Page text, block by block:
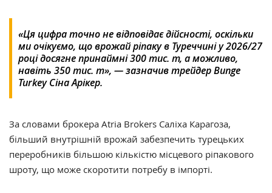
«Ця цифра точно не відповідає дійсності, оскільки
ми очікуємо, що врожай ріпаку в Туреччині у 2026/27
році досягне принаймні 300 тис. т, а можливо,
навіть 350 тис. т», — зазначив трейдер Bunge
Turkey Сіна Арікер.
За словами брокера Atria Brokers Саліха Карагоза,
більший внутрішній врожай забезпечить турецьких
переробників більшою кількістю місцевого ріпакового
шроту, що може скоротити потребу в імпорті.